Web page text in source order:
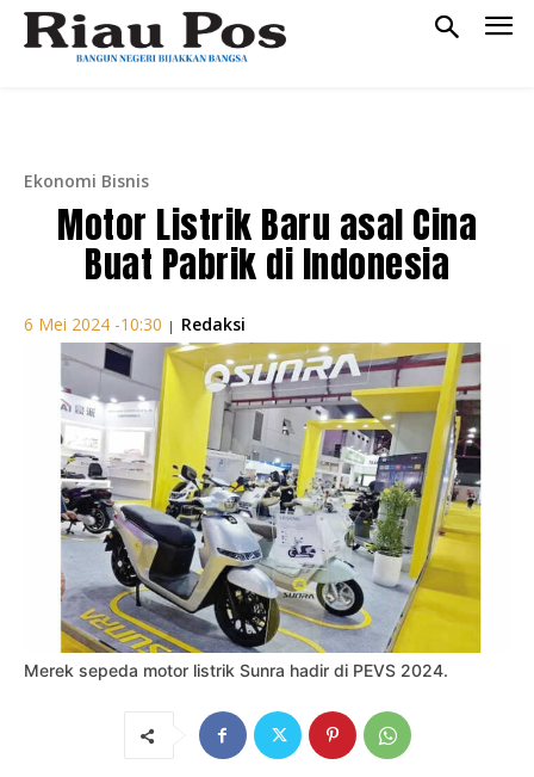
Ekonomi Bisnis
Motor Listrik Baru asal Cina
Buat Pabrik di Indonesia
6 Mei 2024 -10:30 | Redaksi
Merek sepeda motor listrik Sunra hadir di PEVS 2024.